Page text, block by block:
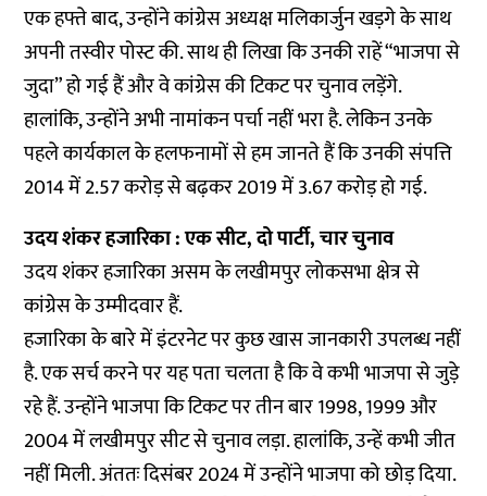
एक हफ्ते बाद, उन्होंने कांग्रेस अध्यक्ष मलिकार्जुन खड़गे के साथ
अपनी तस्वीर पोस्ट की. साथ ही लिखा कि उनकी राहें “भाजपा से
जुदा” हो गई हैं और वे कांग्रेस की टिकट पर चुनाव लड़ेंगे.
हालांकि, उन्होंने अभी नामांकन पर्चा नहीं भरा है. लेकिन उनके
पहले कार्यकाल के हलफनामों से हम जानते हैं कि उनकी संपत्ति
2014 में 2.57 करोड़ से बढ़कर 2019 में 3.67 करोड़ हो गई.
उदय शंकर हजारिका : एक सीट, दो पार्टी, चार चुनाव
उदय शंकर हजारिका असम के लखीमपुर लोकसभा क्षेत्र से
कांग्रेस के उम्मीदवार हैं.
हजारिका के बारे में इंटरनेट पर कुछ खास जानकारी उपलब्ध नहीं
है. एक सर्च करने पर यह पता चलता है कि वे कभी भाजपा से जुड़े
रहे हैं. उन्होंने भाजपा कि टिकट पर तीन बार 1998, 1999 और
2004 में लखीमपुर सीट से चुनाव लड़ा. हालांकि, उन्हें कभी जीत
नहीं मिली. अंततः दिसंबर 2024 में उन्होंने भाजपा को छोड़ दिया.